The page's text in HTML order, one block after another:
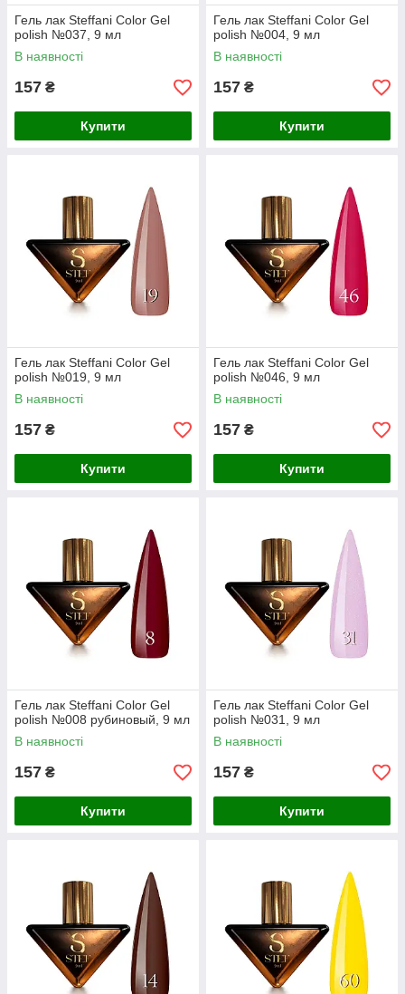
Гель лак Steffani Color Gel
polish №037, 9 мл
В наявності
157 ₴
Купити
Гель лак Steffani Color Gel
polish №004, 9 мл
В наявності
157 ₴
Купити
Гель лак Steffani Color Gel
polish №019, 9 мл
В наявності
157 ₴
Купити
Гель лак Steffani Color Gel
polish №046, 9 мл
В наявності
157 ₴
Купити
Гель лак Steffani Color Gel
polish №008 рубиновый, 9 мл
В наявності
157 ₴
Купити
Гель лак Steffani Color Gel
polish №031, 9 мл
В наявності
157 ₴
Купити